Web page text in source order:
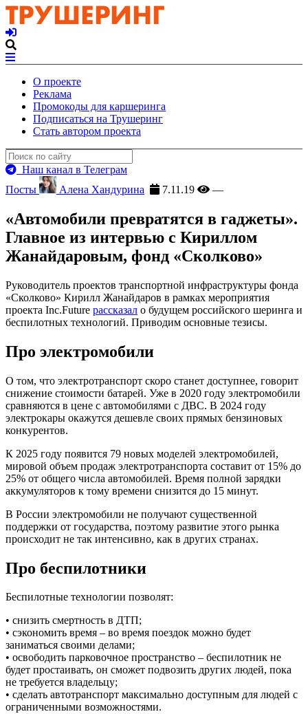
О проекте
Реклама
Промокоды для каршеринга
Подписаться на Трушеринг
Стать автором проекта
Наш канал в Телеграм
Посты
Алена Хандурина 7.11.19 —
«Автомобили превратятся в гаджеты».
Главное из интервью с Кириллом
Жанайдаровым, фонд «Сколково»
Руководитель проектов транспортной инфраструктуры фонда
«Сколково» Кирилл Жанайдаров в рамках мероприятия
проекта Inc.Future рассказал о будущем российского шеринга и
беспилотных технологий. Приводим основные тезисы.
Про электромобили
О том, что электротранспорт скоро станет доступнее, говорит
снижение стоимости батарей. Уже в 2020 году электромобили
сравняются в цене с автомобилями с ДВС. В 2024 году
электрокары окажутся дешевле своих прямых бензиновых
конкурентов.
К 2025 году появится 79 новых моделей электромобилей,
мировой объем продаж электротранспорта составит от 15% до
25% от общего числа автомобилей. Время полной зарядки
аккумуляторов к тому времени снизится до 15 минут.
В России электромобили не получают существенной
поддержки от государства, поэтому развитие этого рынка
происходит не так интенсивно, как в других странах.
Про беспилотники
Беспилотные технологии позволят:
• снизить смертность в ДТП;
• сэкономить время – во время поездок можно будет
заниматься своими делами;
• освободить парковочное пространство – беспилотник не
будет простаивать, он сможет подвозить других людей, пока
не требуется владельцу;
• сделать автотранспорт максимально доступным для людей с
ограниченными возможностями.